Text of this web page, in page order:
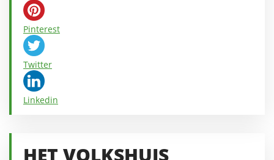
Pinterest
Twitter
Linkedin
HET VOLKSHUIS